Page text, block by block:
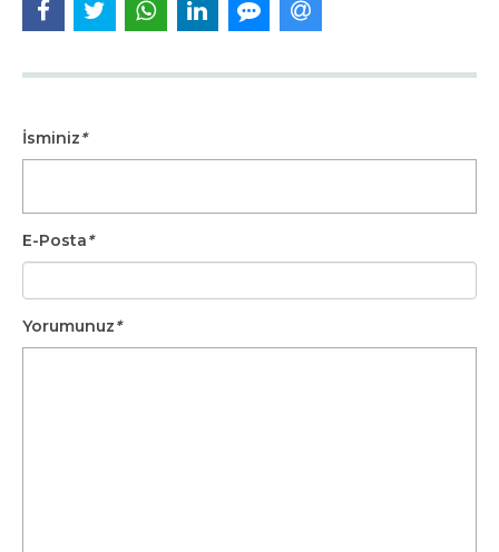
İsminiz*
E-Posta*
Yorumunuz*